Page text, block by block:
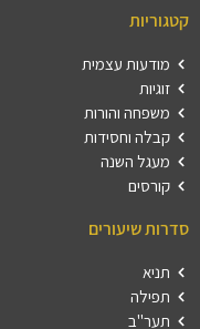
קטגוריות
מודעות עצמית
זוגיות
משפחה והורות
קבלה וחסידות
מעגל השנה
קורסים
סדרות שיעורים
תניא
תפילה
תער"ב